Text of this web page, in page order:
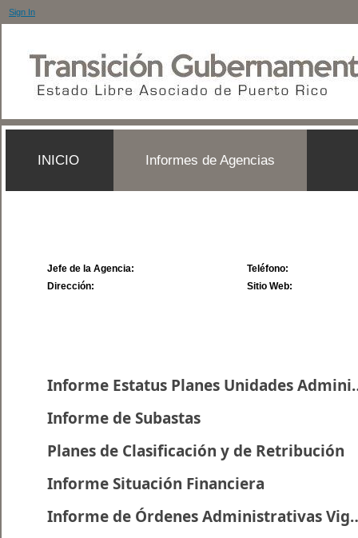
Sign In
INICIO Informes de Agencias
Jefe de la Agencia:
Dirección:
Teléfono:
Sitio Web:
Informe
Informe de Subastas
Planes de Clasificación y de Retribución
Informe Situación Financiera
Informe de